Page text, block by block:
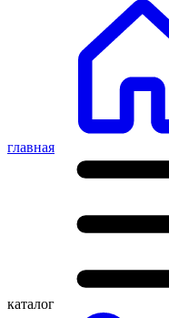
главная
каталог